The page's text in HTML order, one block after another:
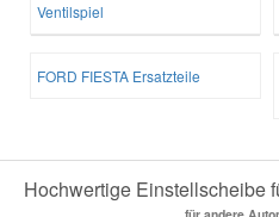
Ventilspiel
FORD FIESTA Ersatzteile
Hochwertige Einstellscheibe